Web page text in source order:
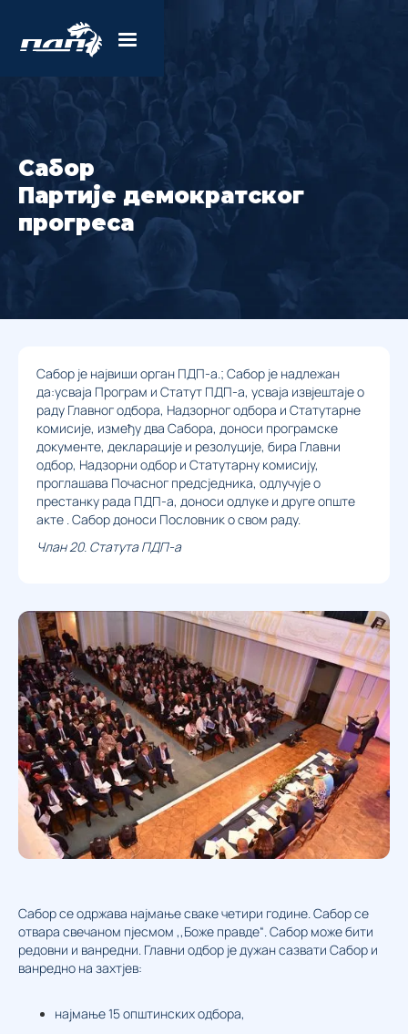
Сабор
Партије демократског
прогреса
Сабор је највиши орган ПДП-а.; Сабор је надлежан
да:усваја Програм и Статут ПДП-а, усваја извјештаје о
раду Главног одбора, Надзорног одбора и Статутарне
комисије, између два Сабора, доноси програмске
документе, декларације и резолуције, бира Главни
одбор, Надзорни одбор и Статутарну комисију,
проглашава Почасног предсједника, одлучује о
престанку рада ПДП-а, доноси одлуке и друге опште
акте . Сабор доноси Пословник о свом раду.
Члан 20. Статута ПДП-а
Сабор се одржава најмање сваке четири године. Сабор се
отвара свечаном пјесмом ‚‚Боже правде“. Сабор може бити
редовни и ванредни. Главни одбор је дужан сазвати Сабор и
ванредно на захтјев:
најмање 15 општинских одбора,